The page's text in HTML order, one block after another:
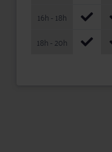
16h - 18h
18h - 20h